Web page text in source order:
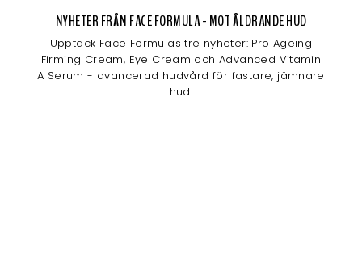
NYHETER FRÅN FACE FORMULA - MOT ÅLDRANDE HUD
Upptäck Face Formulas tre nyheter: Pro Ageing
Firming Cream, Eye Cream och Advanced Vitamin
A Serum - avancerad hudvård för fastare, jämnare
hud.